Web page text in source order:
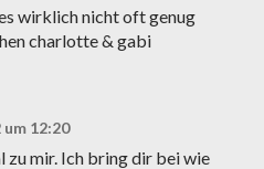
wirklich nicht oft genug
charlotte & gabi
um 12:20
zu mir. Ich bring dir bei wie